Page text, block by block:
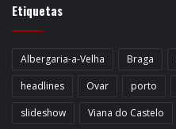
Etiquetas
Albergaria-a-Velha Braga
headlines
Ovar porto
slideshow
Viana do Castelo